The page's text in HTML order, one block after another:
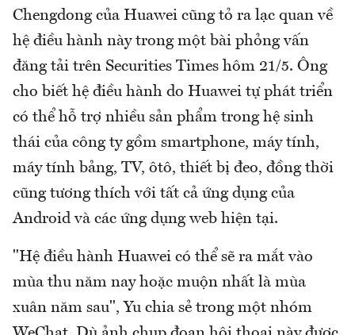
Chengdong của Huawei cũng tỏ ra lạc quan về
hệ điều hành này trong một bài phỏng vấn
đăng tải trên Securities Times hôm 21/5. Ông
cho biết hệ điều hành do Huawei tự phát triển
có thể hỗ trợ nhiều sản phẩm trong hệ sinh
thái của công ty gồm smartphone, máy tính,
máy tính bảng, TV, ôtô, thiết bị đeo, đồng thời
cũng tương thích với tất cả ứng dụng của
Android và các ứng dụng web hiện tại.
"Hệ điều hành Huawei có thể sẽ ra mắt vào
mùa thu năm nay hoặc muộn nhất là mùa
xuân năm sau", Yu chia sẻ trong một nhóm